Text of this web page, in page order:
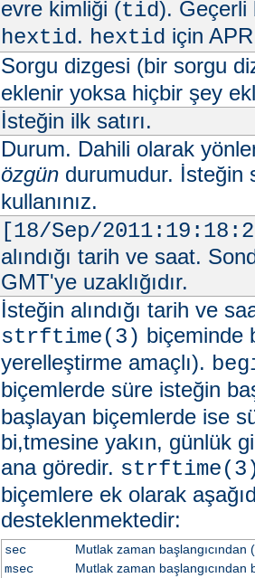
evre kimliği (tid).
hextid. hextid için
Sorgu dizgesi (bir sorgu
eklenir yoksa hiçbir şey
İsteğin ilk satırı.
Durum. Dahili olarak
özgündurumudur. İsteğin
kullanınız.
[18/Sep/
alındığı tarih ve saat.
GMT'ye uzaklığıdır.
İsteğin alındığı tarih ve
strftime(3) biçeminde
yerelleştirme amaçlı).
biçemlerde süre isteğin
başlayan biçemlerde ise
bi,tmesine yakın, günlük
ana göredir.
biçemlere ek olarak
desteklenmektedir:
sec
Mutlak zaman başlangıcından
msec
Mutlak zaman başlangıcından